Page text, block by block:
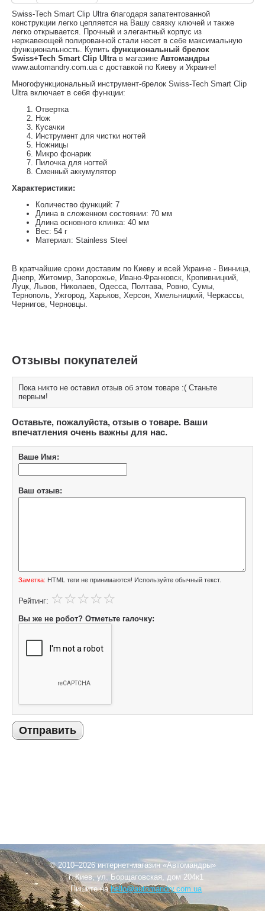
Swiss-Tech Smart Clip Ultra благодаря запатентованной
конструкции легко цепляется на Вашу связку ключей и также
легко открывается. Прочный и элегантный корпус из
нержавеющей полированной стали несет в себе максимальную
функциональность. Купить функциональный брелок
Swiss+Tech Smart Clip Ultraв магазине Автомандры
www.automandry.com.ua с доставкой по Киеву и Украине!
Многофункциональный инструмент-брелок Swiss-Tech Smart Clip
Ultra включает в себя функции:
Отвертка
Нож
Кусачки
Инструмент для чистки ногтей
Ножницы
Микро фонарик
Пилочка для ногтей
Сменный аккумулятор
Характеристики:
Количество функций: 7
Длина в сложенном состоянии: 70 мм
Длина основного клинка: 40 мм
Вес: 54 г
Материал: Stainless Steel
В кратчайшие сроки доставим по Киеву и всей Украине - Винница,
Днепр, Житомир, Запорожье, Ивано-Франковск, Кропивницкий,
Луцк, Львов, Николаев, Одесса, Полтава, Ровно, Сумы,
Тернополь, Ужгород, Харьков, Херсон, Хмельницкий, Черкассы,
Чернигов, Черновцы.
Отзывы покупателей
Пока никто не оставил отзыв об этом товаре :( Станьте
первым!
Оставьте, пожалуйста, отзыв о товаре. Ваши
впечатления очень важны для нас.
Ваше Имя:
Ваш отзыв:
Заметка: HTML теги не принимаются! Используйте обычный текст.
Рейтинг:
Вы же не робот? Отметьте галочку:
Отправить
© 2010–2026 интернет-магазин «Автомандры»
г. Киев, ул. Борщаговская, дом 204к1
Пишите наhello@automandry.com.ua